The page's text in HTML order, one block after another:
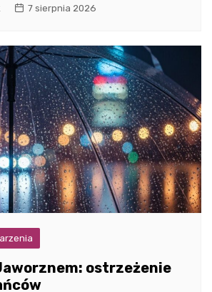
7 sierpnia 2026
ostrzeżenie